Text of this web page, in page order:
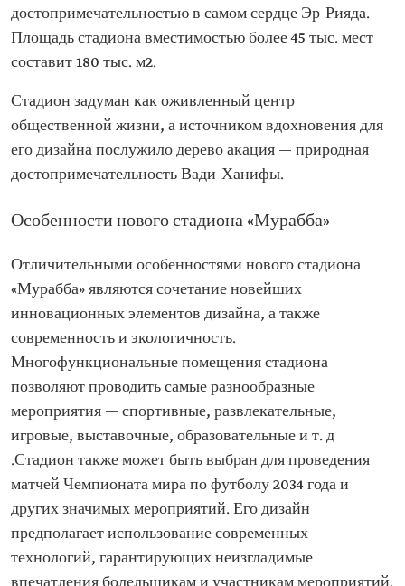
достопримечательностью в самом сердце Эр-Рияда.
Площадь стадиона вместимостью более 45 тыс. мест
составит 180 тыс. м2.
Стадион задуман как оживленный центр
общественной жизни, а источником вдохновения для
его дизайна послужило дерево акация — природная
достопримечательность Вади-Ханифы.
Особенности нового стадиона «Мурабба»
Отличительными особенностями нового стадиона
«Мурабба» являются сочетание новейших
инновационных элементов дизайна, а также
современность и экологичность.
Многофункциональные помещения стадиона
позволяют проводить самые разнообразные
мероприятия — спортивные, развлекательные,
игровые, выставочные, образовательные и т. д
.Стадион также может быть выбран для проведения
матчей Чемпионата мира по футболу 2034 года и
других значимых мероприятий. Его дизайн
предполагает использование современных
технологий, гарантирующих неизгладимые